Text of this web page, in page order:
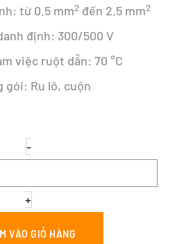
từ 0.5 mm2đến 2.5 mm2
định: 300/500 V
việc ruột dẫn: 70 °C
gói: Ru lô, cuộn
-CÁP
ĐIỀU
DVV
22x0.5
lượng
+
VÀO GIỎ HÀNG